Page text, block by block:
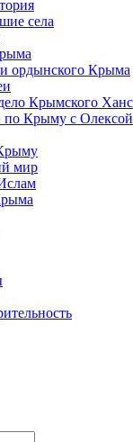
села
ордынского Крыма
Крымского
по Крыму с
мир